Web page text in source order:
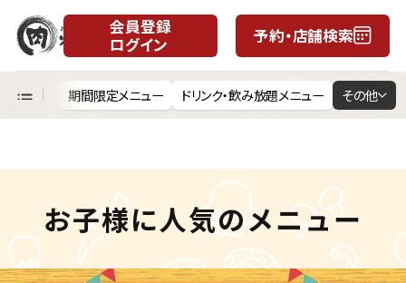
会員登録
ログイン
予約・店舗検索
月 日
五大名物 期間限定メニュー ドリンク・飲み放題メニュー その他
お子様に人気のメニュー